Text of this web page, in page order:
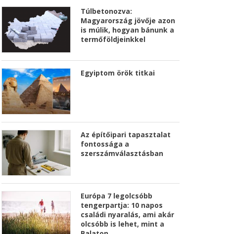
Túlbetonozva:
Magyarország jövője azon
is múlik, hogyan bánunk a
termőföldjeinkkel
Egyiptom örök titkai
Az építőipari tapasztalat
fontossága a
szerszámválasztásban
Európa 7 legolcsóbb
tengerpartja: 10 napos
családi nyaralás, ami akár
olcsóbb is lehet, mint a